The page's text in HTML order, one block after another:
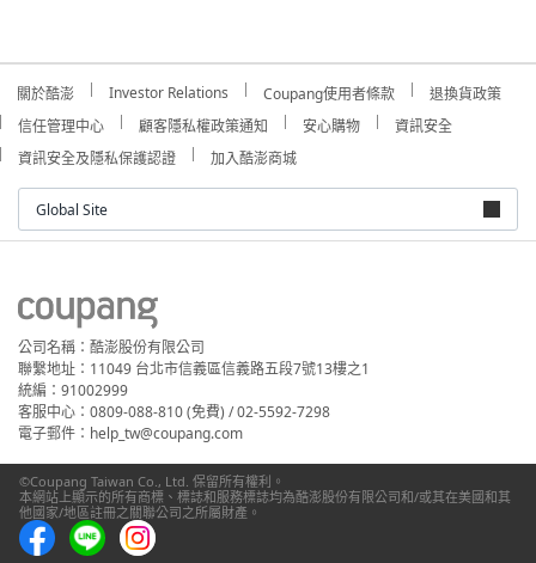
關於酷澎 Investor Relations Coupang使用者條款
退換貨政策
信任管理中心
顧客隱私權政策通知 安心購物
資訊安全
資訊安全及隱私保護認證
加入酷澎商城
Global Site
公司名稱：酷澎股份有限公司
聯繫地址：11049 台北市信義區信義路五段7號13樓之1
統編：91002999
客服中心：0809-088-810 (免費) / 02-5592-7298
電子郵件：help_tw@coupang.com
©Coupang Taiwan Co., Ltd. 保留所有權利。
本網站上顯示的所有商標、標誌和服務標誌均為酷澎股份有限公司和/或其在美國和其
他國家/地區註冊之關聯公司之所屬財產。